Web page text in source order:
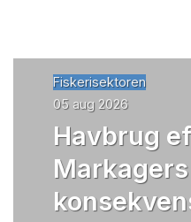
Fiskerisektoren
05 aug 2026
Havbrug